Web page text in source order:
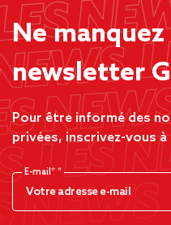
Ne manquez
newsletter
Pour être informé des
privées, inscrivez-vous
E-mail*